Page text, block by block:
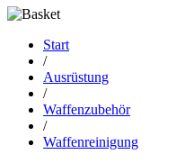
Start
/
Ausrüstung
/
Waffenzubehör
/
Waffenreinigung